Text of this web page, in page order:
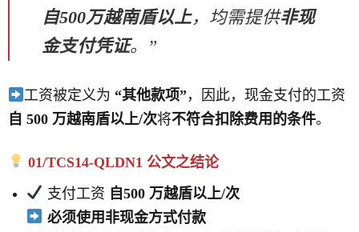
自500万越南盾以上，均需提供非现
金支付凭证。”
工资被定义为 “其他款项”，因此，现金支付的工资
自 500 万越南盾以上/次将不符合扣除费用的条件。
01/TCS14-QLDN1 公文之结论
支付工资 自500 万越盾以上/次
必须使用非现金方式付款